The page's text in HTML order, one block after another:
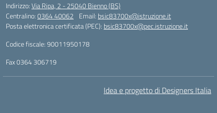
Indirizzo:Via Ripa, 2 - 25040 Bienno (BS)
Centralino:0364 40062 Email: bsic83700x@istruzione.it
Posta elettronica certificata (PEC): bsic83700x@pec.istruzione.it
Codice fiscale: 90011950178
Fax 0364 306719
Idea e progetto di Designers Italia